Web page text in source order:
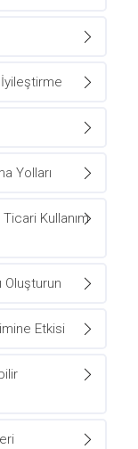
Yolları
Kullanım
Oluşturun
Etkisi